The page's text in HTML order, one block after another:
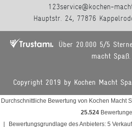
123service@kochen-
Hauptstr. 24, 77876
Über 20.000 5/5
macht Spaß.
Copyright 2019 by Kochen Macht
Durchschnittliche Bewertung von Kochen Macht
25.524
Bewertungsgrundlage des Anbieters: 5